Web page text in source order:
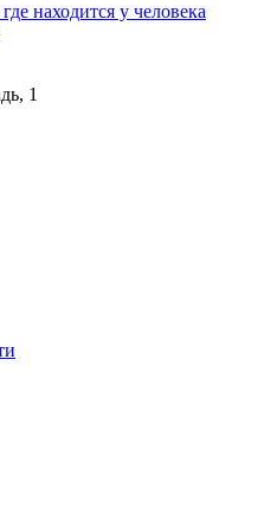
находится у человека
1